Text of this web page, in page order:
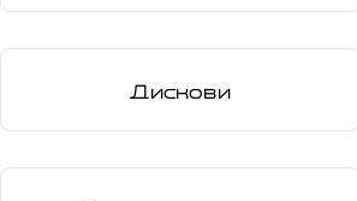
Дискови